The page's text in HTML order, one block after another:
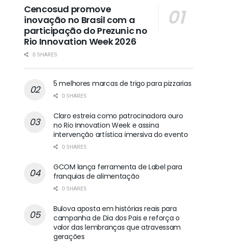
Cencosud promove
inovação no Brasil com a
participação do Prezunic no
Rio Innovation Week 2026
0 SHARES
5 melhores marcas de trigo para pizzarias
0 SHARES
Claro estreia como patrocinadora ouro
no Rio Innovation Week e assina
intervenção artística imersiva do evento
0 SHARES
GCOM lança ferramenta de Label para
franquias de alimentação
0 SHARES
Bulova aposta em histórias reais para
campanha de Dia dos Pais e reforça o
valor das lembranças que atravessam
gerações